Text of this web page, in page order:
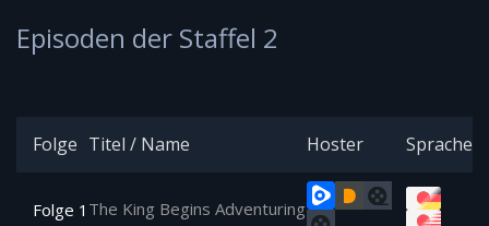
Episoden der Staffel 2
Folge Titel / Name Hoster Sprache
Folge 1 The King Begins Adventuring